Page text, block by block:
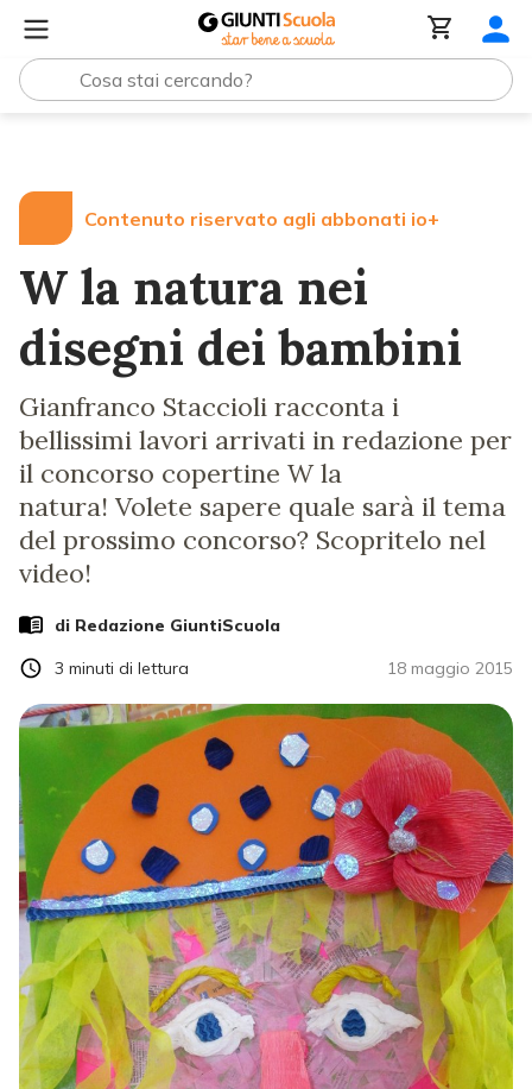
Contenuto riservato agli abbonati io+
W la natura nei
disegni dei bambini
Gianfranco Staccioli racconta i
bellissimi lavori arrivati in redazione per
il concorso copertine W la
natura! Volete sapere quale sarà il tema
del prossimo concorso? Scopritelo nel
video!
di Redazione GiuntiScuola
18 maggio 2015
3 minuti di lettura